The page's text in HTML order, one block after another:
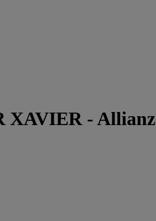
XAVIER - Allianz